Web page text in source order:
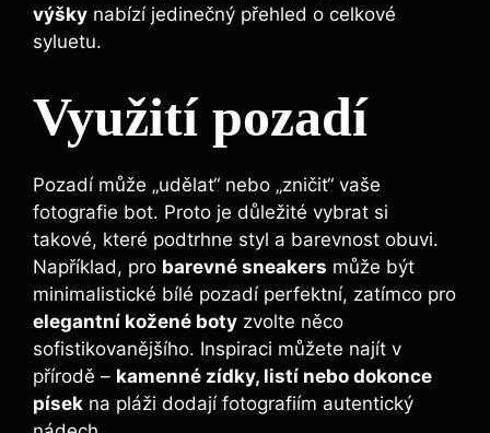
výšky nabízí jedinečný přehled o celkové
syluetu.
Využití pozadí
Pozadí může „udělat“ nebo „zničit“ vaše
fotografie bot. Proto je důležité vybrat si
takové, které podtrhne styl a barevnost obuvi.
Například, pro barevné sneakers může být
minimalistické bílé pozadí perfektní, zatímco pro
elegantní kožené boty zvolte něco
sofistikovanějšího. Inspiraci můžete najít v
přírodě – kamenné zídky, listí nebo dokonce
písek na pláži dodají fotografiím autentický